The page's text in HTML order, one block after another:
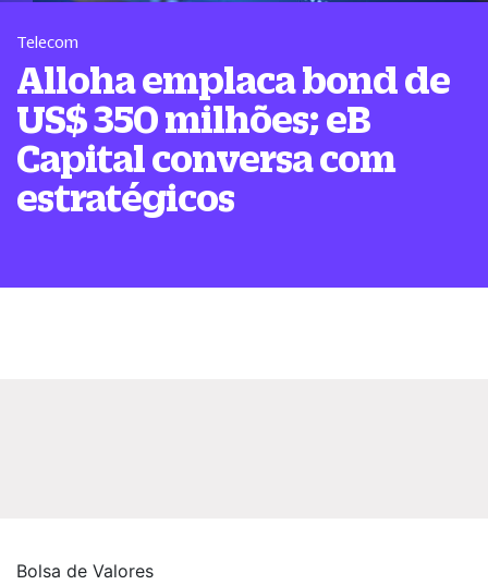
Telecom
Alloha emplaca bond de
US$ 350 milhões; eB
Capital conversa com
estratégicos
Bolsa de Valores